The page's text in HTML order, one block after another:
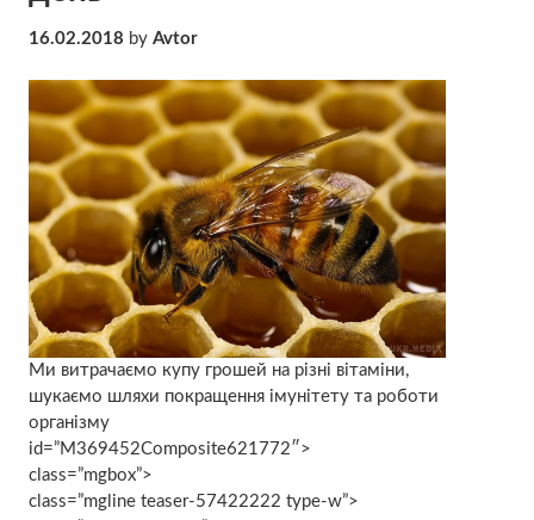
16.02.2018 by Avtor
Ми витрачаємо купу грошей на різні вітаміни,
шукаємо шляхи покращення імунітету та роботи
організму
id=”M369452Composite621772″>
class=”mgbox”>
class=”mgline teaser-57422222 type-w”>